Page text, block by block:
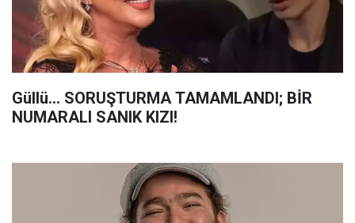
Güllü... SORUŞTURMA TAMAMLANDI; BİR
NUMARALI SANIK KIZI!